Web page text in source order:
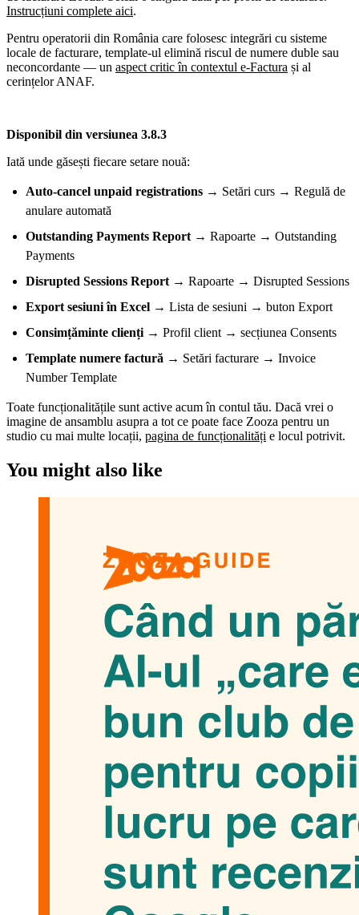
Instrucțiuni complete aici.
Pentru operatorii din România care folosesc integrări cu sisteme
locale de facturare, template-ul elimină riscul de numere duble sau
neconcordante — un aspect critic în contextul e-Factura și al
cerințelor ANAF.
Disponibil din versiunea 3.8.3
Iată unde găsești fiecare setare nouă:
Auto-cancel unpaid registrations → Setări curs → Regulă de
anulare automată
Outstanding Payments Report → Rapoarte → Outstanding
Payments
Disrupted Sessions Report → Rapoarte → Disrupted Sessions
Export sesiuni în Excel → Lista de sesiuni → buton Export
Consimțăminte clienți → Profil client → secțiunea Consents
Template numere factură → Setări facturare → Invoice
Number Template
Toate funcționalitățile sunt active acum în contul tău. Dacă vrei o
imagine de ansamblu asupra a tot ce poate face Zooza pentru un
studio cu mai multe locații, pagina de funcționalități e locul potrivit.
You might also like